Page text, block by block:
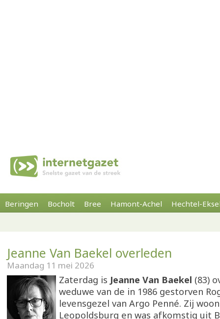
Beringen Bocholt Bree Hamont-Achel Hechtel-
Jeanne Van Baekel overleden
Maandag 11 mei 2026
Zaterdag is Jeanne Van Baekel (83)
weduwe van de in 1986 gestorven
levensgezel van Argo Penné. Zij
Leopoldsburg en was afkomstig uit